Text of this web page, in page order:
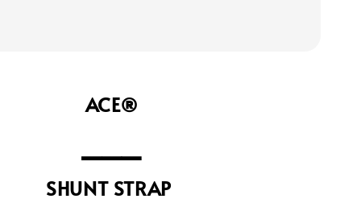
ACE®
⁣SHUNT STRAP